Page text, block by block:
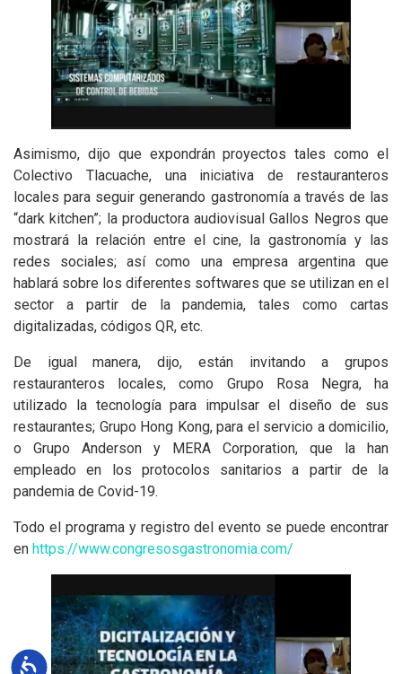
Accesibilidad
Asimismo, dijo que expondrán proyectos tales como el
Colectivo Tlacuache, una iniciativa de restauranteros
locales para seguir generando gastronomía a través de las
“dark kitchen”; la productora audiovisual Gallos Negros que
mostrará la relación entre el cine, la gastronomía y las
redes sociales; así como una empresa argentina que
hablará sobre los diferentes softwares que se utilizan en el
sector a partir de la pandemia, tales como cartas
digitalizadas, códigos QR, etc.
De igual manera, dijo, están invitando a grupos
restauranteros locales, como Grupo Rosa Negra, ha
utilizado la tecnología para impulsar el diseño de sus
restaurantes; Grupo Hong Kong, para el servicio a domicilio,
o Grupo Anderson y MERA Corporation, que la han
empleado en los protocolos sanitarios a partir de la
pandemia de Covid-19.
Todo el programa y registro del evento se puede encontrar
en https://www.congresosgastronomia.com/